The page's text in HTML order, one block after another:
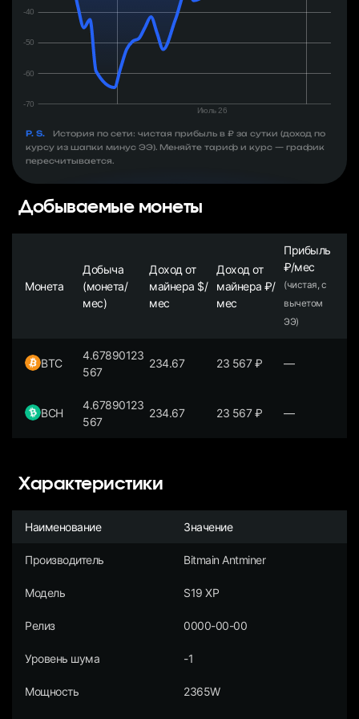
P. S.
История по сети: чистая прибыль в ₽ за сутки (доход по
курсу из шапки минус ЭЭ). Меняйте тариф и курс — график
пересчитывается.
Добываемые монеты
Монета
Добыча
(монета/
мес)
Доход от
майнера $/
мес
Доход от
майнера ₽/
мес
Прибыль
₽/мес
(чистая, с
вычетом
ЭЭ)
BTC
4.67890123
567
234.67 23 567₽ —
BCH
4.67890123
567
234.67 23 567₽ —
Характеристики
Наименование Значение
Производитель Bitmain Antminer
Модель S19 XP
Релиз 0000-00-00
Уровень шума -1
Мощность 2365W